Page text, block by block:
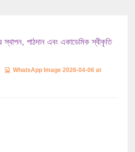
স্থাপন, পাঠদান এবং একাডেমিক স্বীকৃতি
WhatsApp Image 2026-04-06 at